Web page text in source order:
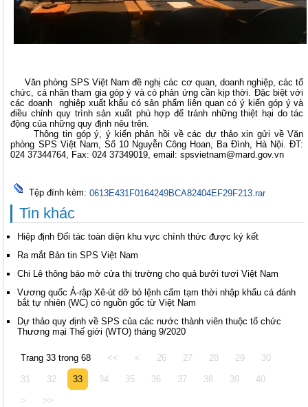
Văn phòng SPS Việt Nam đề nghị các cơ quan, doanh nghiệp, các tổ
chức, cá nhân tham gia góp ý và có phản ứng cần kịp thời. Đặc biệt với
các doanh nghiệp xuất khẩu có sản phẩm liên quan có ý kiến góp ý và
điều chỉnh quy trình sản xuất phù hợp để tránh những thiệt hại do tác
động của những quy định nêu trên.
Thông tin góp ý, ý kiến phản hồi về các dự thảo xin gửi về Văn
phòng SPS Việt Nam, Số 10 Nguyễn Công Hoan, Ba Đình, Hà Nội. ĐT:
024 37344764, Fax: 024 37349019, email: spsvietnam@mard.gov.vn
Tệp đính kèm: 0613E431F0164249BCA82404EF29F213.rar
Tin khác
Hiệp định Đối tác toàn diện khu vực chính thức được ký kết
Ra mắt Bản tin SPS Việt Nam
Chi Lê thông báo mở cửa thị trường cho quả bưởi tươi Việt Nam
Vương quốc Ả-rập Xê-út dỡ bỏ lệnh cấm tạm thời nhập khẩu cá đánh
bắt tự nhiên (WC) có nguồn gốc từ Việt Nam
Dự thảo quy định về SPS của các nước thành viên thuộc tổ chức
Thương mại Thế giới (WTO) tháng 9/2020
Trang 33 trong 68 << < 26 27 28 29 30
31 32 33 34 35 36 37 38 39 40
> >>